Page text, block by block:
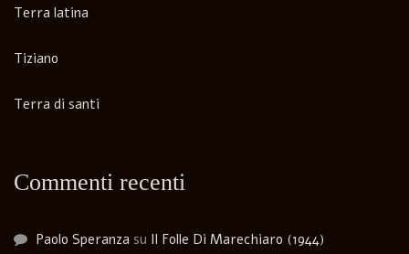
Terra latina
Tiziano
Terra di santi
Commenti recenti
Paolo Speranza su Il Folle Di Marechiaro (1944)